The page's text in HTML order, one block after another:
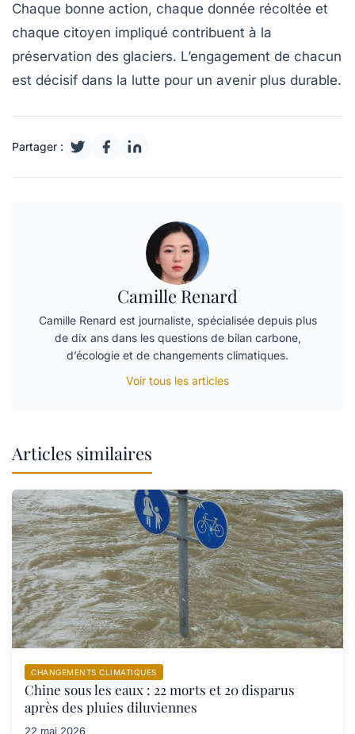
Chaque bonne action, chaque donnée récoltée et
chaque citoyen impliqué contribuent à la
préservation des glaciers. L’engagement de chacun
est décisif dans la lutte pour un avenir plus durable.
Partager :
Camille Renard
Camille Renard est journaliste, spécialisée depuis plus
de dix ans dans les questions de bilan carbone,
d’écologie et de changements climatiques.
Voir tous les articles
Articles similaires
CHANGEMENTS CLIMATIQUES
Chine sous les eaux : 22 morts et 20 disparus
après des pluies diluviennes
22 mai 2026